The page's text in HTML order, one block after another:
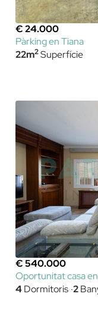
€ 24.000
Pàrking en Tiana
22m2Superfície
€ 540.000
Oportunitat casa
4Dormitoris 2